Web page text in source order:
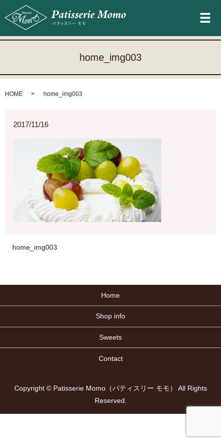
メ
home_img003
HOME home_img003
2017/11/16
home_img003
Home
Shop info
Sweets
Contact
Copyright © Patisserie Momo（パティスリー モモ） All Rights
Reserved.